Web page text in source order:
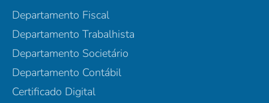
Departamento Fiscal
Departamento Trabalhista
Departamento Societário
Departamento Contábil
Certificado Digital